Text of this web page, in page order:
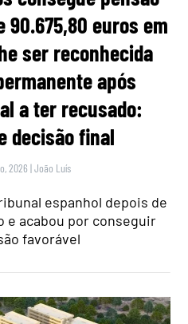
90.675,80 euros em
ser reconhecida
após
a ter recusado:
decisão final
2026 |João Luís
espanhol depois de
e acabou por conseguir
favorável